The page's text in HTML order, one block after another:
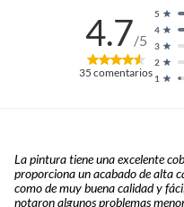
4.7/5
35 comentarios 1
2
3
4
5
La pintura tiene una excelente
proporciona un acabado de alta
como de muy buena calidad y
notaron algunos problemas